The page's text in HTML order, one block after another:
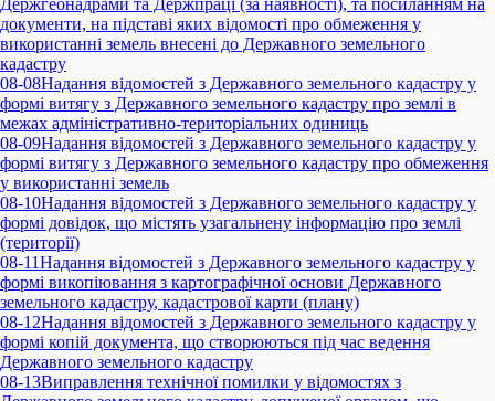
Держгеонадрами та Держпраці (за наявності), та посиланням на
документи, на підставі яких відомості про обмеження у
використанні земель внесені до Державного земельного
кадастру
08-08Надання відомостей з Державного земельного кадастру у
формі витягу з Державного земельного кадастру про землі в
межах адміністративно-територіальних одиниць
08-09Надання відомостей з Державного земельного кадастру у
формі витягу з Державного земельного кадастру про обмеження
у використанні земель
08-10Надання відомостей з Державного земельного кадастру у
формі довідок, що містять узагальнену інформацію про землі
(території)
08-11Надання відомостей з Державного земельного кадастру у
формі викопіювання з картографічної основи Державного
земельного кадастру, кадастрової карти (плану)
08-12Надання відомостей з Державного земельного кадастру у
формі копій документа, що створюються під час ведення
Державного земельного кадастру
08-13Виправлення технічної помилки у відомостях з